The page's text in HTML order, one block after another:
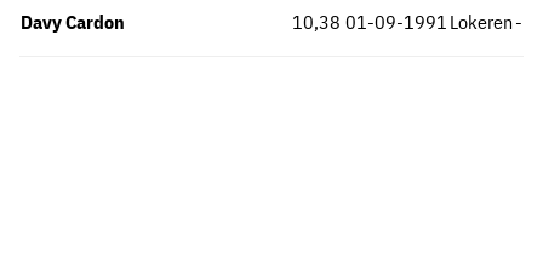
Davy Cardon Lokeren
10,38 -
01-09-1991